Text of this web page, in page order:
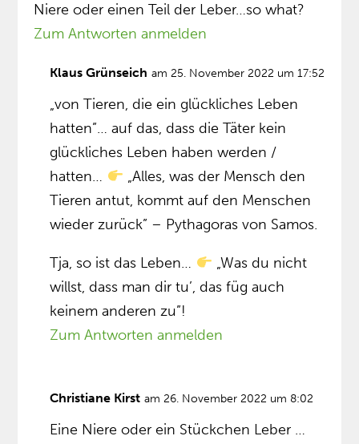
Niere oder einen Teil der Leber…so what?
Zum Antworten anmelden
Klaus Grünseich am 25. November 2022 um 17:52
„von Tieren, die ein glückliches Leben
hatten”… auf das, dass die Täter kein
glückliches Leben haben werden /
hatten…
„Alles, was der Mensch den
Tieren antut, kommt auf den Menschen
wieder zurück” – Pythagoras von Samos.
Tja, so ist das Leben…
„Was du nicht
willst, dass man dir tu’, das füg auch
keinem anderen zu”!
Zum Antworten anmelden
Christiane Kirst am 26. November 2022 um 8:02
Eine Niere oder ein Stückchen Leber …